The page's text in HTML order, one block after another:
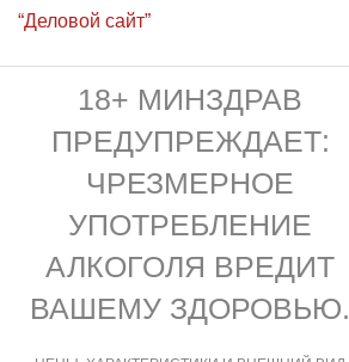
“Деловой сайт”
18+ МИНЗДРАВ
ПРЕДУПРЕЖДАЕТ:
ЧРЕЗМЕРНОЕ
УПОТРЕБЛЕНИЕ
АЛКОГОЛЯ ВРЕДИТ
ВАШЕМУ ЗДОРОВЬЮ.